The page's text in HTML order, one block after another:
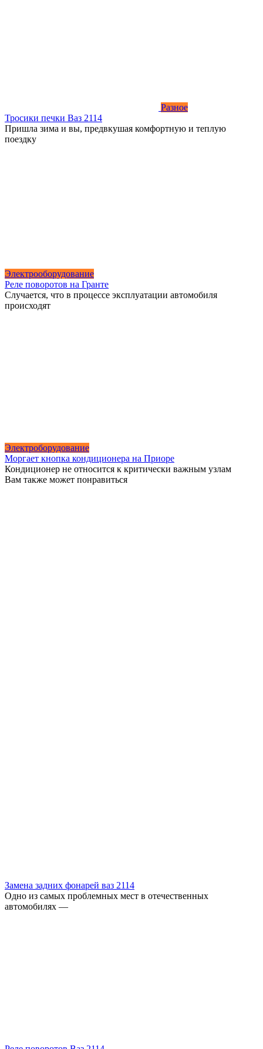
Разное
Тросики печки Ваз 2114
Пришла зима и вы, предвкушая комфортную и теплую
поездку
Электрооборудование
Реле поворотов на Гранте
Случается, что в процессе эксплуатации автомобиля
происходят
Электроборудование
Моргает кнопка кондиционера на Приоре
Кондиционер не относится к критически важным узлам
Вам также может понравиться
Замена задних фонарей ваз 2114
Одно из самых проблемных мест в отечественных
автомобилях —